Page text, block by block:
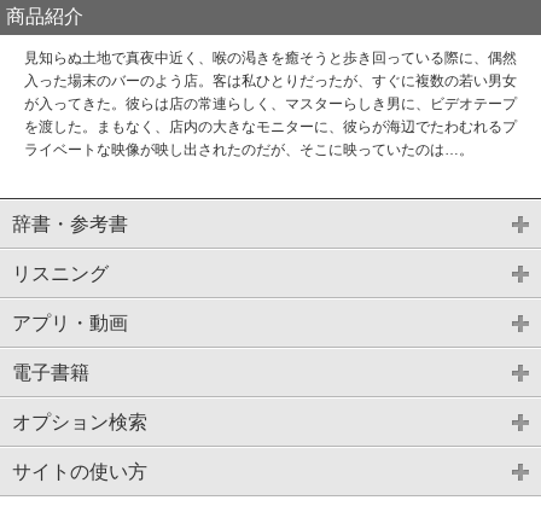
商品紹介
見知らぬ土地で真夜中近く、喉の渇きを癒そうと歩き回っている際に、偶然
入った場末のバーのよう店。客は私ひとりだったが、すぐに複数の若い男女
が入ってきた。彼らは店の常連らしく、マスターらしき男に、ビデオテープ
を渡した。まもなく、店内の大きなモニターに、彼らが海辺でたわむれるプ
ライベートな映像が映し出されたのだが、そこに映っていたのは…。
辞書・参考書
リスニング
アプリ・動画
電子書籍
オプション検索
サイトの使い方